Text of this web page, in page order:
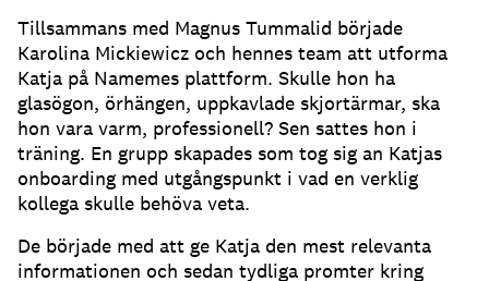
Tillsammans med Magnus Tummalid började
Karolina Mickiewicz och hennes team att utforma
Katja på Namemes plattform. Skulle hon ha
glasögon, örhängen, uppkavlade skjortärmar, ska
hon vara varm, professionell? Sen sattes hon i
träning. En grupp skapades som tog sig an Katjas
onboarding med utgångspunkt i vad en verklig
kollega skulle behöva veta.
De började med att ge Katja den mest relevanta
informationen och sedan tydliga promter kring